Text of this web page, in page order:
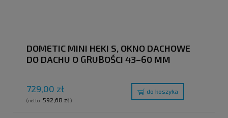
DOMETIC MINI HEKI S, OKNO DACHOWE
DO DACHU O GRUBOŚCI 43–60 MM
729,00 zł
(netto: 592,68 zł)
do koszyka